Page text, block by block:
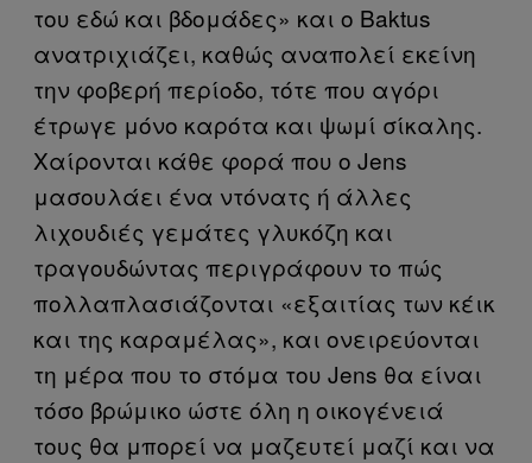
του εδώ και βδομάδες» και ο Baktus
ανατριχιάζει, καθώς αναπολεί εκείνη
την φοβερή περίοδο, τότε που αγόρι
έτρωγε μόνο καρότα και ψωμί σίκαλης.
Χαίρονται κάθε φορά που ο Jens
μασουλάει ένα ντόνατς ή άλλες
λιχουδιές γεμάτες γλυκόζη και
τραγουδώντας περιγράφουν το πώς
πολλαπλασιάζονται «εξαιτίας των κέικ
και της καραμέλας», και ονειρεύονται
τη μέρα που το στόμα του Jens θα είναι
τόσο βρώμικο ώστε όλη η οικογένειά
τους θα μπορεί να μαζευτεί μαζί και να